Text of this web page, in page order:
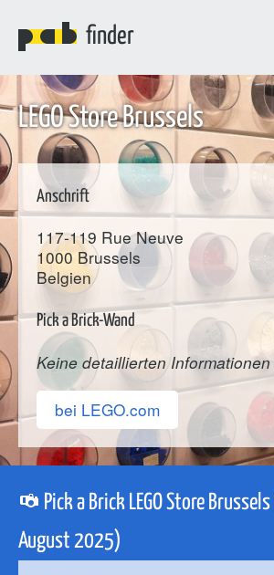
finder
LEGO Store Brussels
Anschrift
117-119 Rue Neuve
1000 Brussels
Belgien
Pick a Brick-Wand
Keine detaillierten
bei LEGO.com
Pick a Brick LEGO Store
August 2025)